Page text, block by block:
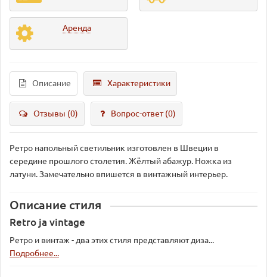
Аренда
Описание Характеристики
Отзывы (0) Вопрос-ответ(0)
Ретро напольный светильник изготовлен в Швеции в
середине прошлого столетия. Жёлтый абажур. Ножка из
латуни. Замечательно впишется в винтажный интерьер.
Описание стиля
Retro ja vintage
Ретро и винтаж - два этих стиля представляют диза...
Подробнее...